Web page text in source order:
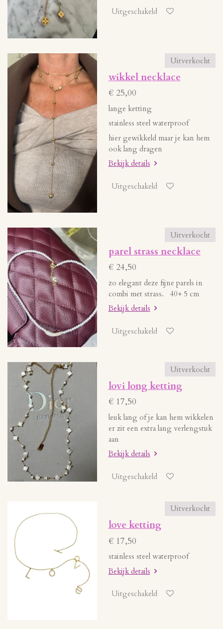
Uitgeschakeld
Uitverkocht
wikkel necklace
€ 25,00
lange ketting
stainless steel waterproof
hier gewikkeld maar je kan hem
ook lang dragen
Bekijk details
Uitgeschakeld
Uitverkocht
parel strass necklace
€ 24,50
zo elegant deze fijne parels in
combi met strass. 40+ 5 cm
Bekijk details
Uitgeschakeld
Uitverkocht
lovi long ketting
€ 17,50
leuk lang of je kan hem wikkelen
er zit een extra lang verlengstuk
aan
Bekijk details
Uitgeschakeld
Uitverkocht
love ketting
€ 17,50
stainless steel waterproof
Bekijk details
Uitgeschakeld